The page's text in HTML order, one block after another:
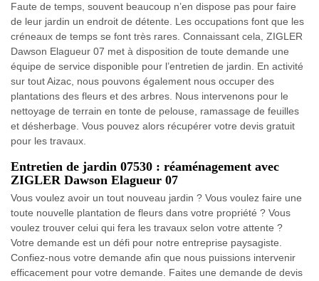
Faute de temps, souvent beaucoup n’en dispose pas pour faire
de leur jardin un endroit de détente. Les occupations font que les
créneaux de temps se font très rares. Connaissant cela, ZIGLER
Dawson Elagueur 07 met à disposition de toute demande une
équipe de service disponible pour l’entretien de jardin. En activité
sur tout Aizac, nous pouvons également nous occuper des
plantations des fleurs et des arbres. Nous intervenons pour le
nettoyage de terrain en tonte de pelouse, ramassage de feuilles
et désherbage. Vous pouvez alors récupérer votre devis gratuit
pour les travaux.
Entretien de jardin 07530 : réaménagement avec
ZIGLER Dawson Elagueur 07
Vous voulez avoir un tout nouveau jardin ? Vous voulez faire une
toute nouvelle plantation de fleurs dans votre propriété ? Vous
voulez trouver celui qui fera les travaux selon votre attente ?
Votre demande est un défi pour notre entreprise paysagiste.
Confiez-nous votre demande afin que nous puissions intervenir
efficacement pour votre demande. Faites une demande de devis